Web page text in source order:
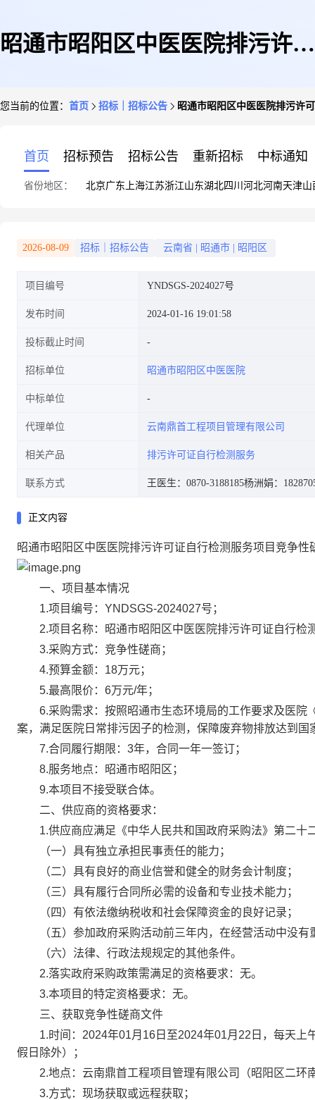
昭通市昭阳区中医医院排污许可
您当前的位置： 首页 招标｜招标公告 昭通市昭阳区中医医院排污许
首页 招标预告 招标公告 重新招标 中标通知
省份地区： 北京广东 上海江苏浙江山东湖北四川 河北河南天津山
2026-08-09 招标｜招标公告 云南省 昭通市 昭阳区
项目编号 YNDSGS-2024027号
发布时间 2024-01-16 19:01:58
投标截止时间
招标单位 昭通市昭阳区中医医院
中标单位
代理单位 云南鼎首工程项目管理有限公司
相关产品 排污许可证自行检测服务
联系方式 王医生：0870-3188185杨洲娟：
正文内容
昭通市昭阳区中医医院排污许可证自行检测服务项目竞争性
一、项目基本情况
1.项目编号：YNDSGS-2024027号；
2.项目名称：昭通市昭阳区中医医院排污许可证自行检
3.采购方式：竞争性磋商；
4.预算金额：18万元；
5.最高限价：6万元/年；
6.采购需求：按照昭通市生态环境局的工作要求及医院
案，满足医院日常排污因子的检测，保障废弃物排放达到国
7.合同履行期限：3年，合同一年一签订；
8.服务地点：昭通市昭阳区；
9.本项目不接受联合体。
二、供应商的资格要求：
1.供应商应满足《中华人民共和国政府采购法》第二十
（一）具有独立承担民事责任的能力；
（二）具有良好的商业信誉和健全的财务会计制度；
（三）具有履行合同所必需的设备和专业技术能力；
（四）有依法缴纳税收和社会保障资金的良好记录；
（五）参加政府采购活动前三年内，在经营活动中没有
（六）法律、行政法规规定的其他条件。
2.落实政府采购政策需满足的资格要求：无。
3.本项目的特定资格要求：无。
三、获取竞争性磋商文件
1.时间：2024年01月16日至2024年01月22日，每天上
假日除外）；
2.地点：云南鼎首工程项目管理有限公司（昭阳区二环
3.方式：现场获取或远程获取；